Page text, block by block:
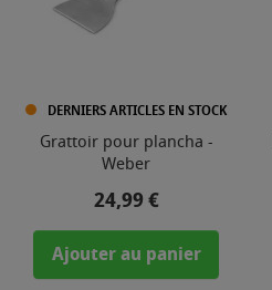
DERNIERS ARTICLES EN STOCK
Grattoir pour plancha -
Weber
Prix
24,99 €
Ajouter au panier